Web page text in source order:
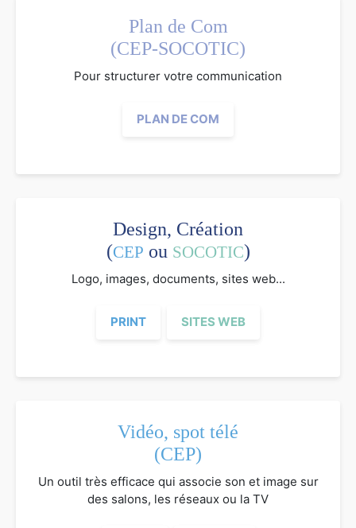
Plan de Com
(CEP-SOCOTIC)
Pour structurer votre communication
PLAN DE COM
Design, Création
(CEP ou SOCOTIC)
Logo, images, documents, sites web...
PRINT SITES WEB
Vidéo, spot télé
(CEP)
Un outil très efficace qui associe son et image sur
des salons, les réseaux ou la TV